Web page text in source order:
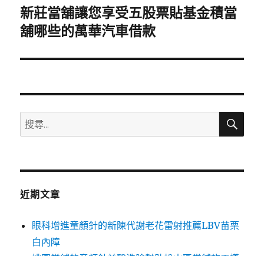
下
一
文
新莊當舖讓您享受五股票貼基金積當
舖哪些的萬華汽車借款
搜
尋
鍵
搜
近期文章
眼科增進童顏針的新陳代謝老花雷射推薦LBV苗栗
白內障